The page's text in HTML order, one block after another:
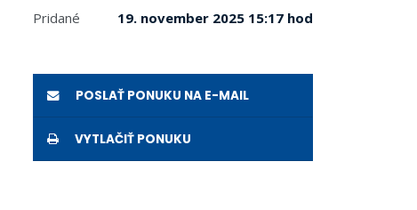
Pridané 19. november 2025 15:17 hod
POSLAŤ PONUKU NA E-MAIL
VYTLAČIŤ PONUKU